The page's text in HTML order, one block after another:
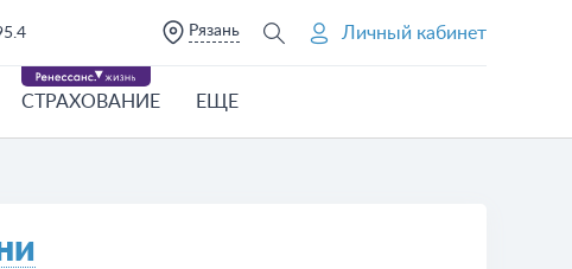
Рязань Личный кабинет
СТРАХОВАНИЕ ЕЩЕ